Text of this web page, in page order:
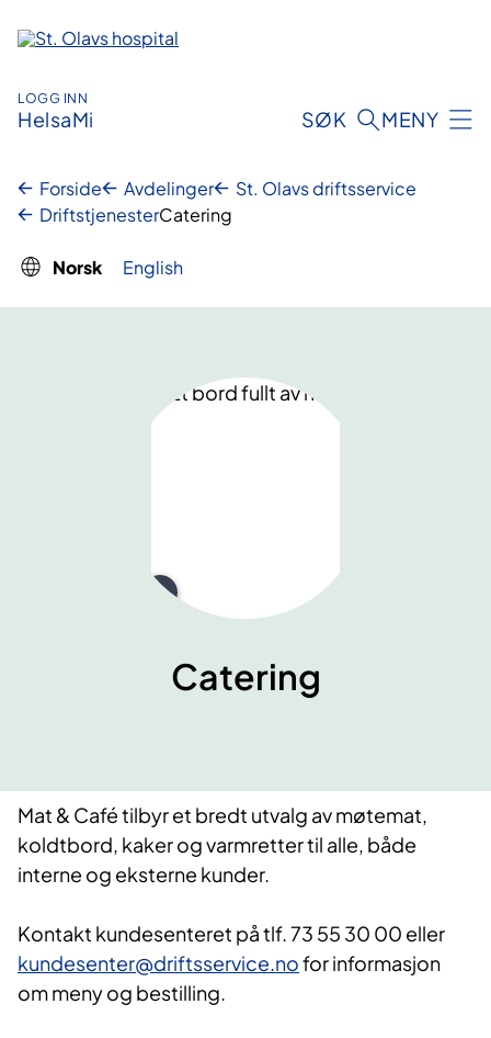
innhold
LOGG INN
HelsaMi SØK MENY
Forside Avdelinger
St. Olavs driftsservice
DriftstjenesterCatering
Norsk English
Catering
Mat & Café tilbyr et bredt utvalg av møtemat,
koldtbord, kaker og varmretter til alle, både
interne og eksterne kunder.
Kontakt kundesenteret på tlf. 73 55 30 00 eller
kundesenter@driftsservice.nofor informasjon
om meny og bestilling.